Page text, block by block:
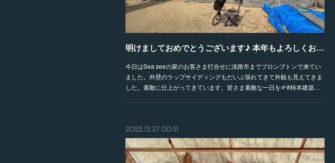
明けましておめでとうございます♪ 本年もよろしくお願いいたします🙇🏻‍♂️
今日はSea seeの家のお客さま打合せに淡路市までブロンプトンで来てい
ました。外壁のラップサイディングもだいぶ張れてきて外観も見えてきま
した。素敵に仕上がってきています。皆さま素敵な一日を🌱#柿本建築…
2022.12.27 00:51